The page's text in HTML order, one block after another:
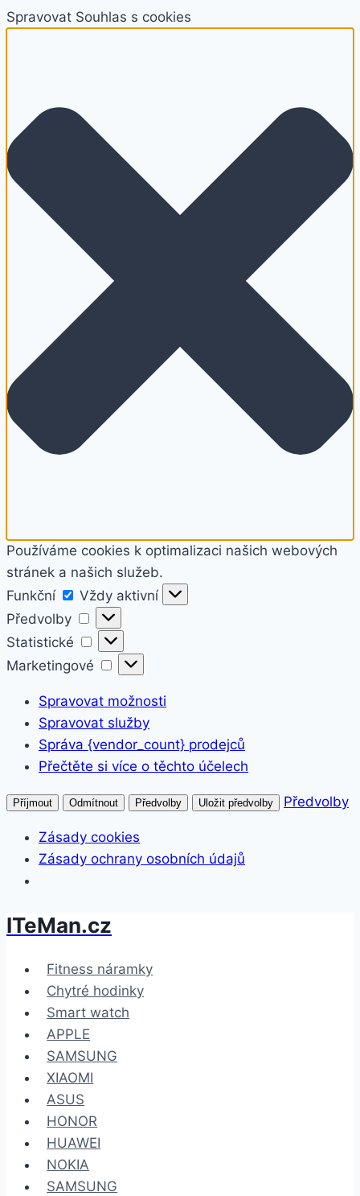
Spravovat Souhlas s cookies
Používáme cookies k optimalizaci našich webových
stránek a našich služeb.
Funkční
Funkční
Vždy aktivní
Předvolby
Předvolby
Statistické
Statistické
Marketingové
Marketingové
Spravovat možnosti
Spravovat služby
Správa {vendor_count} prodejců
Přečtěte si více o těchto účelech
Příjmout Odmítnout Předvolby Uložit předvolby Předvolby
Zásady cookies
Zásady ochrany osobních údajů
Přeskočit
obsah
ITeMan.cz
Fitness náramky
Chytré hodinky
Smart watch
APPLE
SAMSUNG
XIAOMI
ASUS
HONOR
HUAWEI
NOKIA
SAMSUNG